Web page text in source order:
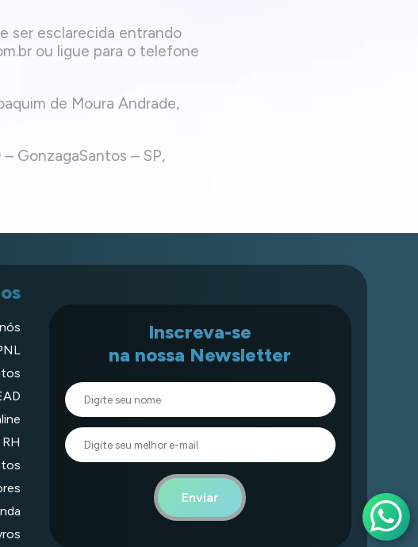
ser esclarecida entrando
ou ligue para o telefone
de Moura Andrade,
GonzagaSantos – SP,
Inscreva-se
na nossa Newsletter
Enviar